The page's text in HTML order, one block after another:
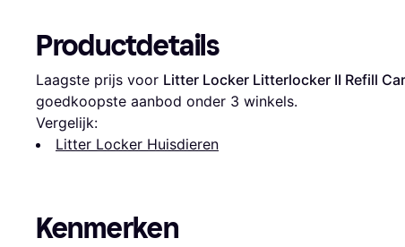
Productdetails
Laagste prijs voor Litter Locker Litterlocker II Refill
goedkoopste aanbod onder 3 winkels.
Vergelijk:
Litter Locker Huisdieren
Kenmerken